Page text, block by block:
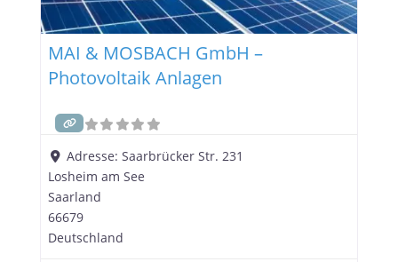
MAI & MOSBACH GmbH –
Photovoltaik Anlagen
Adresse:Saarbrücker Str. 231
Losheim am See
Saarland
66679
Deutschland